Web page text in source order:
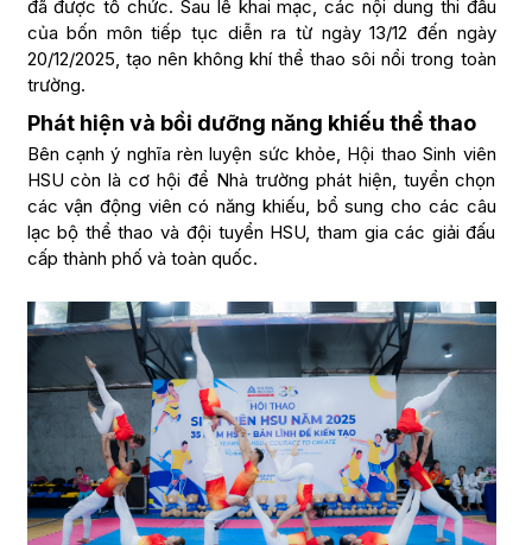
đã được tổ chức. Sau lễ khai mạc, các nội dung thi đấu
của bốn môn tiếp tục diễn ra từ ngày 13/12 đến ngày
20/12/2025, tạo nên không khí thể thao sôi nổi trong toàn
trường.
Phát hiện và bồi dưỡng năng khiếu thể thao
Bên cạnh ý nghĩa rèn luyện sức khỏe, Hội thao Sinh viên
HSU còn là cơ hội để Nhà trường phát hiện, tuyển chọn
các vận động viên có năng khiếu, bổ sung cho các câu
lạc bộ thể thao và đội tuyển HSU, tham gia các giải đấu
cấp thành phố và toàn quốc.